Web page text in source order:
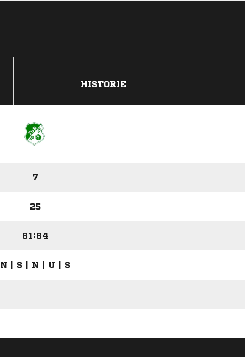
HISTORIE
7
25
61:64
N | S | N | U | S